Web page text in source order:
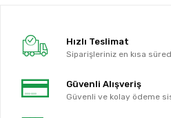
Hızlı Teslimat
Siparişleriniz en kısa
Güvenli Alışveriş
Güvenli ve kolay ödeme